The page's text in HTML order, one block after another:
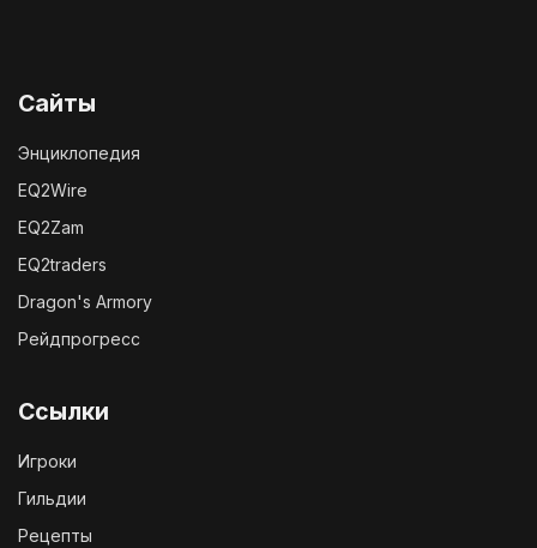
Сайты
Энциклопедия
EQ2Wire
EQ2Zam
EQ2traders
Dragon's Armory
Рейдпрогресс
Ссылки
Игроки
Гильдии
Рецепты